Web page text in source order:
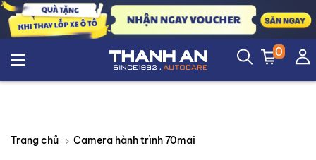
0
Trang chủ Camera hành trình 70mai